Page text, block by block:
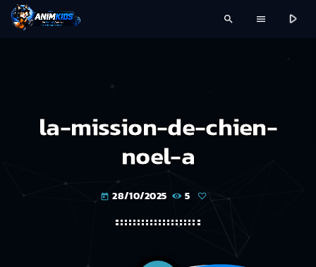
search menu play_arrow
la-mission-de-chien-
noel-a
today 28/10/2025 5